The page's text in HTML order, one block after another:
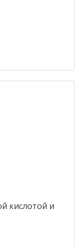
кислотой и